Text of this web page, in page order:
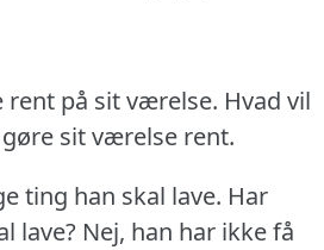
rent på sit værelse. Hvad vil
sit værelse rent.
ting han skal lave. Har
lave? Nej, han har ikke få